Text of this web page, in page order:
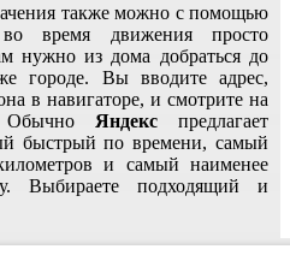
также можно с помощью
время движения просто
нужно из дома добраться до
городе. Вы вводите адрес,
в навигаторе, и смотрите на
Обычно Яндекспредлагает
быстрый по времени, самый
и самый наименее
Выбираете подходящий и